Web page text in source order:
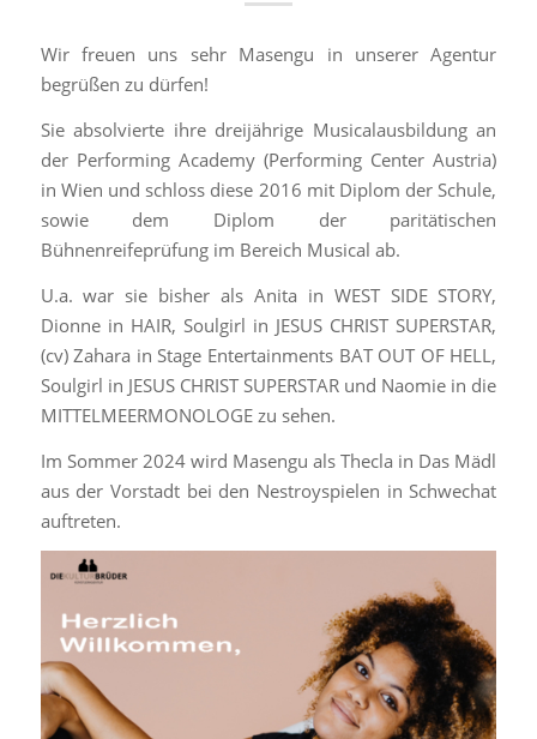
Wir freuen uns sehr Masengu in unserer Agentur
begrüßen zu dürfen!
Sie absolvierte ihre dreijährige Musicalausbildung an
der Performing Academy (Performing Center Austria)
in Wien und schloss diese 2016 mit Diplom der Schule,
sowie dem Diplom der paritätischen
Bühnenreifeprüfung im Bereich Musical ab.
U.a. war sie bisher als Anita in WEST SIDE STORY,
Dionne in HAIR, Soulgirl in JESUS CHRIST SUPERSTAR,
(cv) Zahara in Stage Entertainments BAT OUT OF HELL,
Soulgirl in JESUS CHRIST SUPERSTAR und Naomie in die
MITTELMEERMONOLOGE zu sehen.
Im Sommer 2024 wird Masengu als Thecla in Das Mädl
aus der Vorstadt bei den Nestroyspielen in Schwechat
auftreten.